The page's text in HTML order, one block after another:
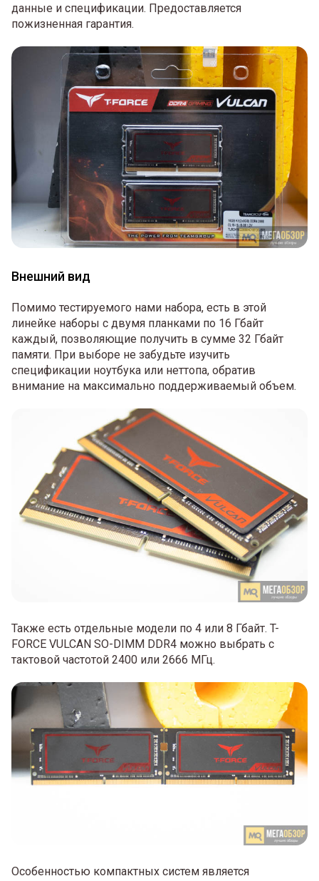
данные и спецификации. Предоставляется
пожизненная гарантия.
Внешний вид
Помимо тестируемого нами набора, есть в этой
линейке наборы с двумя планками по 16 Гбайт
каждый, позволяющие получить в сумме 32 Гбайт
памяти. При выборе не забудьте изучить
спецификации ноутбука или неттопа, обратив
внимание на максимально поддерживаемый объем.
Также есть отдельные модели по 4 или 8 Гбайт. T-
FORCE VULCAN SO-DIMM DDR4 можно выбрать с
тактовой частотой 2400 или 2666 МГц.
Особенностью компактных систем является